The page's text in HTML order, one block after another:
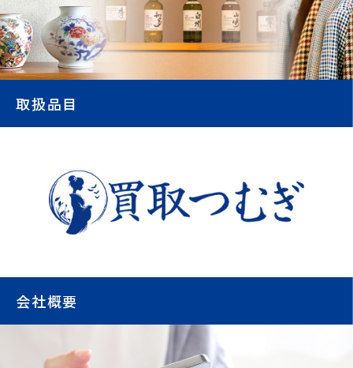
取扱品目
会社概要